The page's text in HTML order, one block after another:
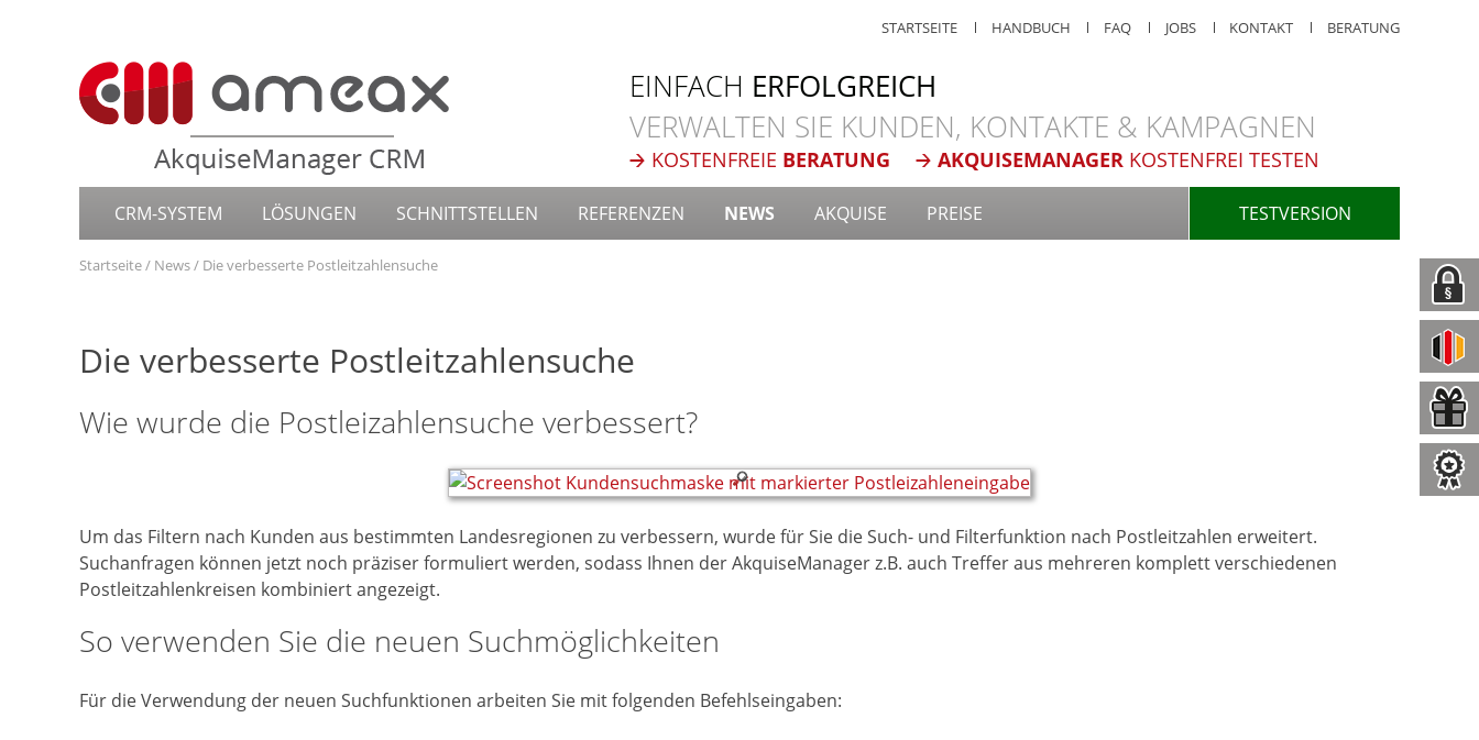
STARTSEITE HANDBUCH FAQ JOBS KONTAKT BERATUNG
EINFACH ERFOLGREICH
VERWALTEN SIE KUNDEN, KONTAKTE & KAMPAGNEN
KOSTENFREIE BERATUNG AKQUISEMANAGER KOSTENFREI TESTEN
CRM-SYSTEM LÖSUNGEN SCHNITTSTELLEN REFERENZEN NEWS AKQUISE PREISE TESTVERSION
Startseite News Die verbesserte Postleitzahlensuche
Die verbesserte Postleitzahlensuche
Wie wurde die Postleizahlensuche verbessert?
Um das Filtern nach Kunden aus bestimmten Landesregionen zu verbessern, wurde für Sie die Such- und Filterfunktion nach Postleitzahlen erweitert.
Suchanfragen können jetzt noch präziser formuliert werden, sodass Ihnen der AkquiseManager z.B. auch Treffer aus mehreren komplett verschiedenen
Postleitzahlenkreisen kombiniert angezeigt.
So verwenden Sie die neuen Suchmöglichkeiten
Für die Verwendung der neuen Suchfunktionen arbeiten Sie mit folgenden Befehlseingaben: